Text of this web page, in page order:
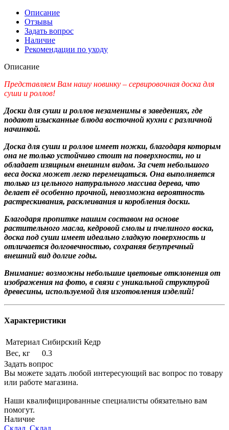
Описание
Отзывы
Задать вопрос
Наличие
Рекомендации по уходу
Описание
Представляем Вам нашу новинку – cервировочная доска для
суши и роллов!
Доски для суши и роллов незаменимы в заведениях, где
подают изысканные блюда восточной кухни с различной
начинкой.
Доска для суши и роллов имеет ножки, благодаря которым
она не только устойчиво стоит на поверхности, но и
обладает изящным внешним видом. За счет небольшого
веса доска может легко перемещаться. Она выполняется
только из цельного натурального массива дерева, что
делает её особенно прочной, невозможна вероятность
растрескивания, расклеивания и коробления доски.
Благодаря пропитке нашим составом на основе
растительного масла, кедровой смолы и пчелиного воска,
доска под суши имеет идеально гладкую поверхность и
отличается долговечностью, сохраняя безупречный
внешний вид долгие годы.
Внимание: возможны небольшие цветовые отклонения от
изображения на фото, в связи с уникальной структурой
древесины, используемой для изготовления изделий!
Характеристики
Материал Сибирский Кедр
Вес, кг
0.3
Задать вопрос
Вы можете задать любой интересующий вас вопрос по товару
или работе магазина.
Наши квалифицированные специалисты обязательно вам
помогут.
Наличие